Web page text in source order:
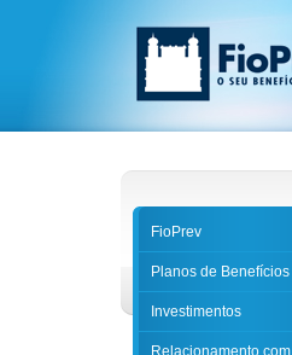
FioPrev
Planos de Benefícios
Investimentos
Relacionamento com